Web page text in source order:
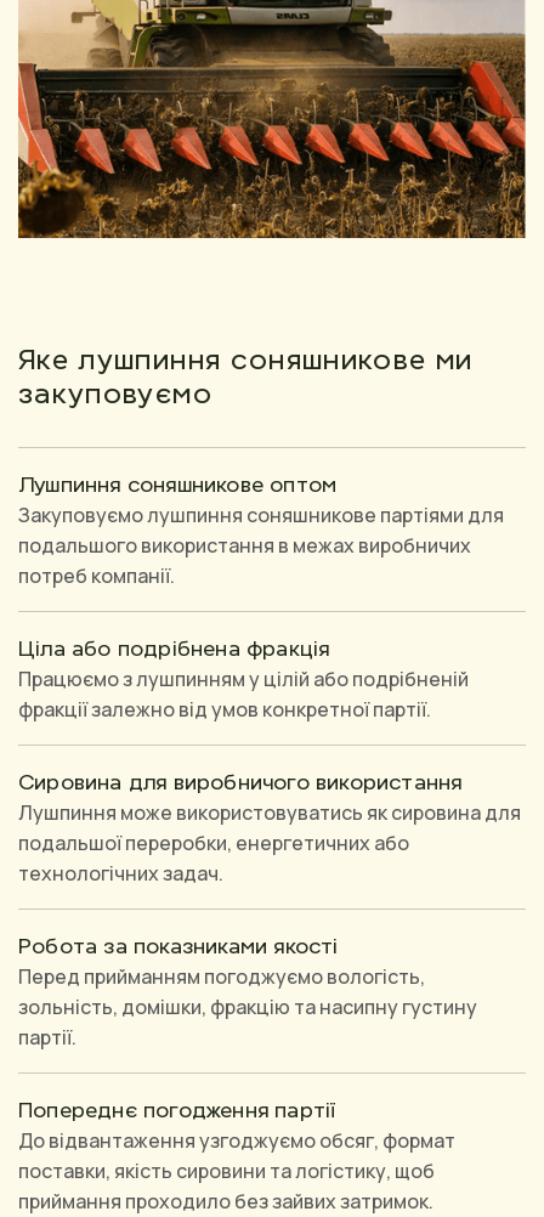
Яке лушпиння соняшникове ми
закуповуємо
Лушпиння соняшникове оптом
Закуповуємо лушпиння соняшникове партіями для
подальшого використання в межах виробничих
потреб компанії.
Ціла або подрібнена фракція
Працюємо з лушпинням у цілій або подрібненій
фракції залежно від умов конкретної партії.
Сировина для виробничого використання
Лушпиння може використовуватись як сировина для
подальшої переробки, енергетичних або
технологічних задач.
Робота за показниками якості
Перед прийманням погоджуємо вологість,
зольність, домішки, фракцію та насипну густину
партії.
Попереднє погодження партії
До відвантаження узгоджуємо обсяг, формат
поставки, якість сировини та логістику, щоб
приймання проходило без зайвих затримок.